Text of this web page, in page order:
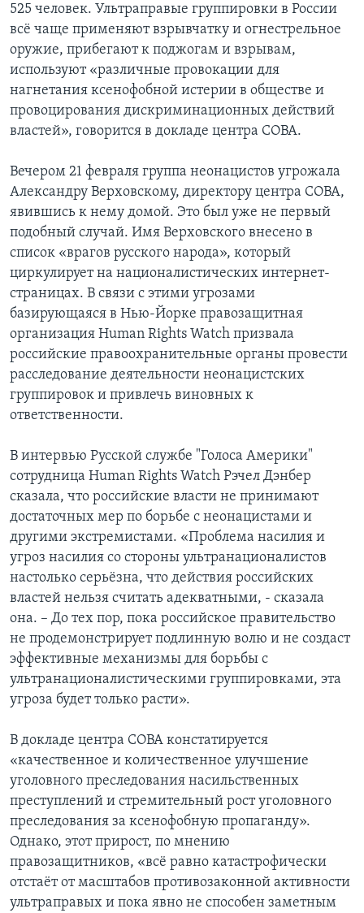
525 человек. Ультраправые группировки в России
всё чаще применяют взрывчатку и огнестрельное
оружие, прибегают к поджогам и взрывам,
используют «различные провокации для
нагнетания ксенофобной истерии в обществе и
провоцирования дискриминационных действий
властей», говорится в докладе центра СОВА.
Вечером 21 февраля группа неонацистов угрожала
Александру Верховскому, директору центра СОВА,
явившись к нему домой. Это был уже не первый
подобный случай. Имя Верховского внесено в
список «врагов русского народа», который
циркулирует на националистических интернет-
страницах. В связи с этими угрозами
базирующаяся в Нью-Йорке правозащитная
организация Human Rights Watch призвала
российские правоохранительные органы провести
расследование деятельности неонацистских
группировок и привлечь виновных к
ответственности.
В интервью Русской службе "Голоса Америки"
сотрудница Human Rights Watch Рэчел Дэнбер
сказала, что российские власти не принимают
достаточных мер по борьбе с неонацистами и
другими экстремистами. «Проблема насилия и
угроз насилия со стороны ультранационалистов
настолько серьёзна, что действия российских
властей нельзя считать адекватными, - сказала
она. – До тех пор, пока российское правительство
не продемонстрирует подлинную волю и не создаст
эффективные механизмы для борьбы с
ультранационалистическими группировками, эта
угроза будет только расти».
В докладе центра СОВА констатируется
«качественное и количественное улучшение
уголовного преследования насильственных
преступлений и стремительный рост уголовного
преследования за ксенофобную пропаганду».
Однако, этот прирост, по мнению
правозащитников, «всё равно катастрофически
отстаёт от масштабов противозаконной активности
ультраправых и пока явно не способен заметным